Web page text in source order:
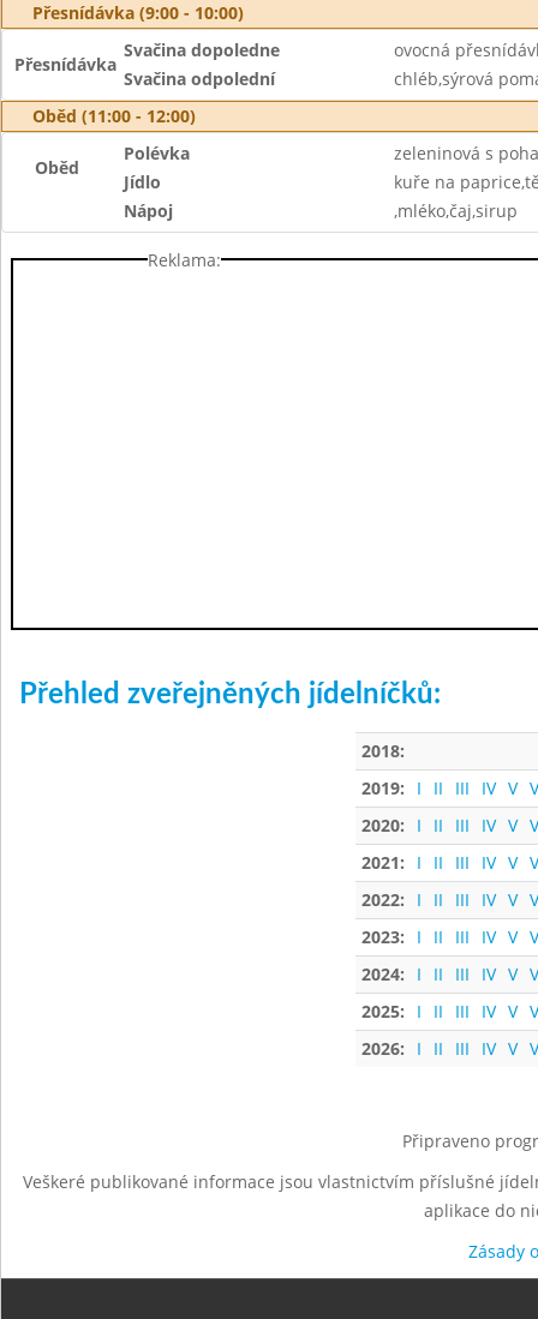
Přesnídávka (9:00 - 10:00)
Přesnídávka
Svačina dopoledne
ovocná
Svačina odpolední
chléb,sýrová
Oběd (11:00 - 12:00)
Oběd
Polévka
zeleninová s
Jídlo
kuře na
Nápoj
,mléko,čaj,sirup
Reklama:
Přehled zveřejněných jídelníčků:
2018:
2019:
I II III IV V
2020:
I II III IV V
2021:
I II III IV V
2022:
I II III IV V
2023:
I II III IV V
2024:
I II III IV V
2025:
I II III IV V
2026:
I II III IV V
Připraveno
Veškeré publikované informace jsou vlastnictvím příslušné
aplikace do
Zásady